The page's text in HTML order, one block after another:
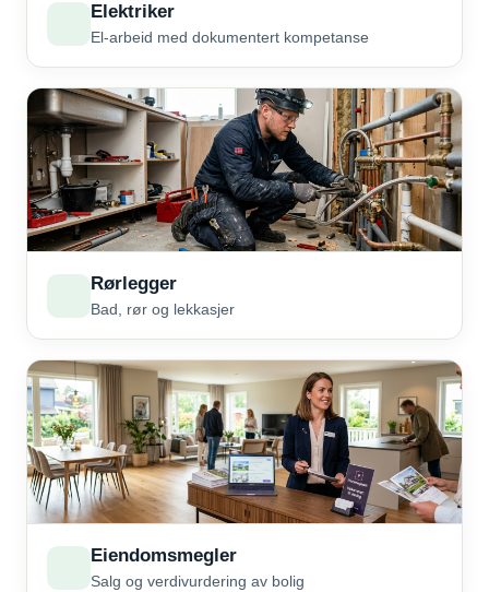
Elektriker
El-arbeid med dokumentert kompetanse
Rørlegger
Bad, rør og lekkasjer
Eiendomsmegler
Salg og verdivurdering av bolig